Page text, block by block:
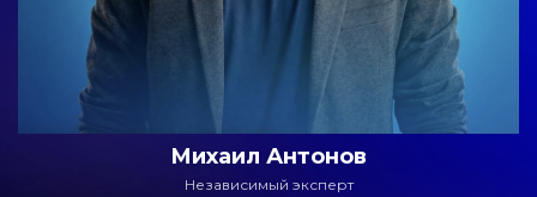
Михаил Антонов
Независимый эксперт